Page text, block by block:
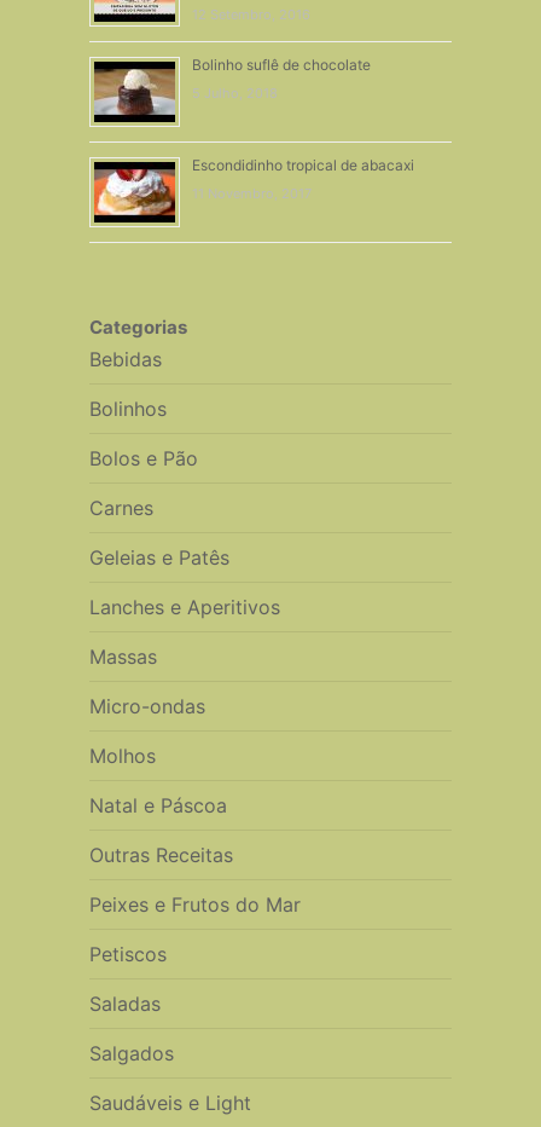
12 Setembro, 2016
Bolinho suflê de chocolate
5 Julho, 2018
Escondidinho tropical de abacaxi
11 Novembro, 2017
Categorias
Bebidas
Bolinhos
Bolos e Pão
Carnes
Geleias e Patês
Lanches e Aperitivos
Massas
Micro-ondas
Molhos
Natal e Páscoa
Outras Receitas
Peixes e Frutos do Mar
Petiscos
Saladas
Salgados
Saudáveis e Light